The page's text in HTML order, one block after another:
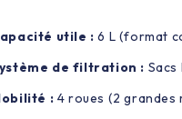
utile : 6 L (format
de filtration :
: 4 roues (2